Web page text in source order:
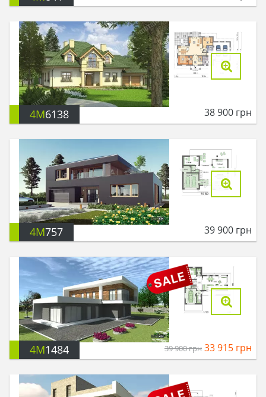
4M6138 38 900 грн
4M757 39 900 грн
4M1484 39 900грн 33 915 грн